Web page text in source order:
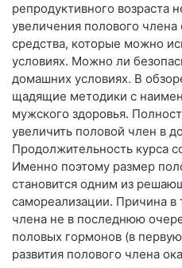
репродуктивного возраста
увеличения полового
средства, которые можно
условиях. Можно ли
домашних условиях. В
щадящие методики с
мужского здоровья.
увеличить половой член в
Продолжительность курса
Именно поэтому размер
становится одним из
самореализации. Причина в
члена не в последнюю
половых гормонов (в
развития полового члена